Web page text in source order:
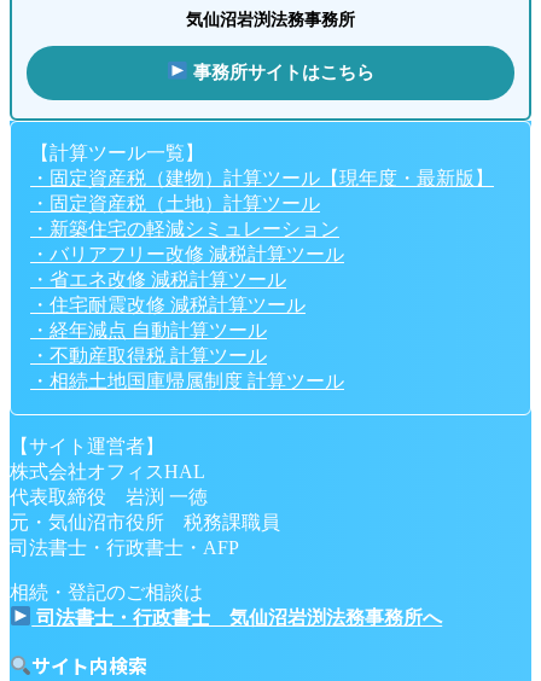
気仙沼岩渕法務事務所
事務所サイトはこちら
【計算ツール一覧】
・固定資産税（建物）計算ツール【現年度・最新版】
・固定資産税（土地）計算ツール
・新築住宅の軽減シミュレーション
・バリアフリー改修 減税計算ツール
・省エネ改修 減税計算ツール
・住宅耐震改修 減税計算ツール
・経年減点 自動計算ツール
・不動産取得税 計算ツール
・相続土地国庫帰属制度 計算ツール
【サイト運営者】
株式会社オフィスHAL
代表取締役 岩渕 一徳
元・気仙沼市役所 税務課職員
司法書士・行政書士・AFP
相続・登記のご相談は
司法書士・行政書士 気仙沼岩渕法務事務所へ
サイト内検索